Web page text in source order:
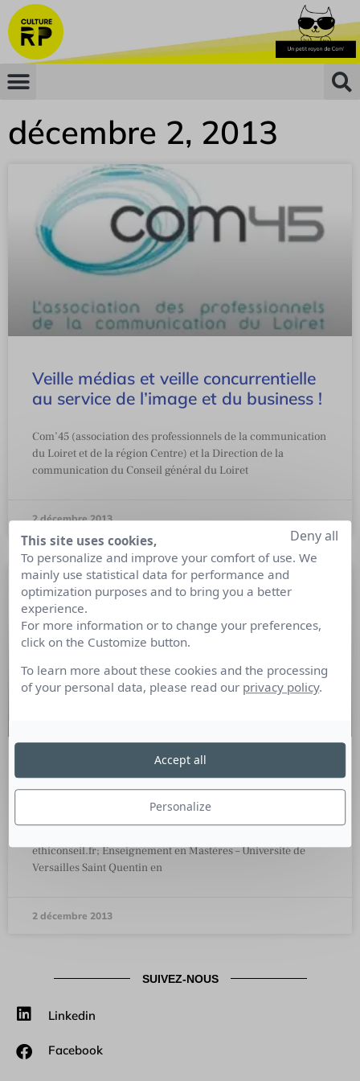
décembre 2, 2013
Veille médias et veille concurrentielle
au service de l’image et du business !
Com’45 (association des professionnels de la communication
du Loiret et de la région Centre) et la Direction de la
communication du Conseil général du Loiret
2 décembre 2013
La Communication Responsable
ethiconseil.fr; Enseignement en Mastères – Université de
Versailles Saint Quentin en
2 décembre 2013
SUIVEZ-NOUS
Linkedin
Facebook
This site uses cookies,
To personalize and improve your comfort of use. We
mainly use statistical data for performance and
optimization purposes and to bring you a better
experience.
For more information or to change your preferences,
click on the Customize button.
To learn more about these cookies and the processing
of your personal data, please read our privacy policy.
Personalize
Deny all
Accept all